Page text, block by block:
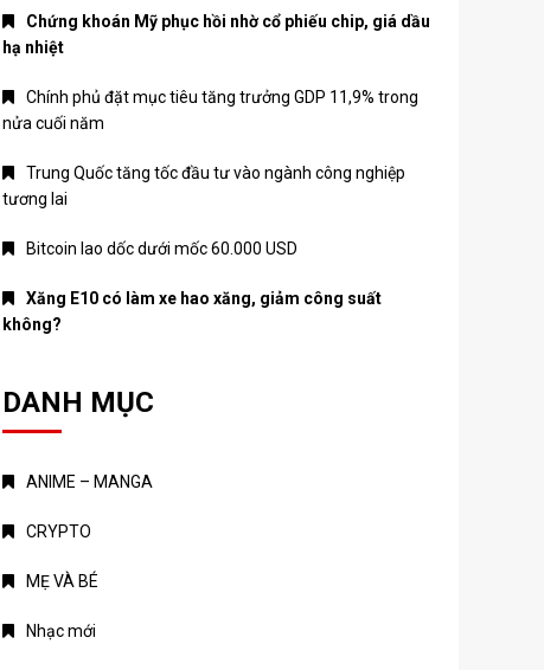
Chứng khoán Mỹ phục hồi nhờ cổ phiếu chip, giá dầu
hạ nhiệt
Chính phủ đặt mục tiêu tăng trưởng GDP 11,9% trong
nửa cuối năm
Trung Quốc tăng tốc đầu tư vào ngành công nghiệp
tương lai
Bitcoin lao dốc dưới mốc 60.000 USD
Xăng E10 có làm xe hao xăng, giảm công suất
không?
DANH MỤC
ANIME – MANGA
CRYPTO
MẸ VÀ BÉ
Nhạc mới